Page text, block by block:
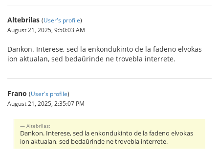
Altebrilas (User's profile)
August 21, 2025, 9:50:03 AM
Dankon. Interese, sed la enkondukinto de la fadeno elvokas
ion aktualan, sed bedaŭrinde ne trovebla interrete.
Frano (User's profile)
August 21, 2025, 2:35:07 PM
Altebrilas:
Dankon. Interese, sed la enkondukinto de la fadeno elvokas
ion aktualan, sed bedaŭrinde ne trovebla interrete.